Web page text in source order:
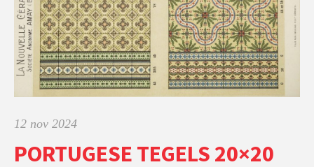
12 nov 2024
PORTUGESE TEGELS 20×20